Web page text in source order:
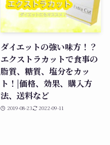
ダイエットの強い味方！？
エクストラカットで食事の
脂質、糖質、塩分をカッ
ト！|価格、効果、購入方
法、送料など
2019-08-23 2022-09-11